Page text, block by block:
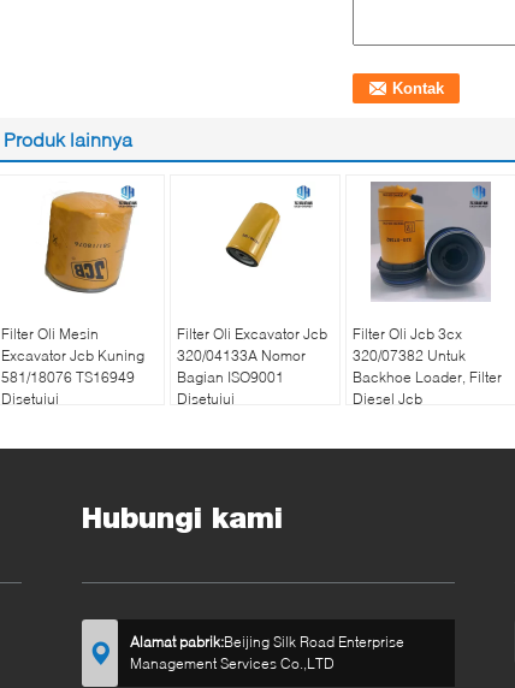
Produk lainnya
Filter Oli Mesin
Excavator Jcb Kuning
581/18076 TS16949
Disetujui
Filter Oli Excavator Jcb
320/04133A Nomor
Bagian ISO9001
Disetujui
Filter Oli Jcb 3cx
320/07382 Untuk
Backhoe Loader, Filter
Diesel Jcb
Hubungi kami
Alamat pabrik:Beijing Silk Road Enterprise
Management Services Co.,LTD